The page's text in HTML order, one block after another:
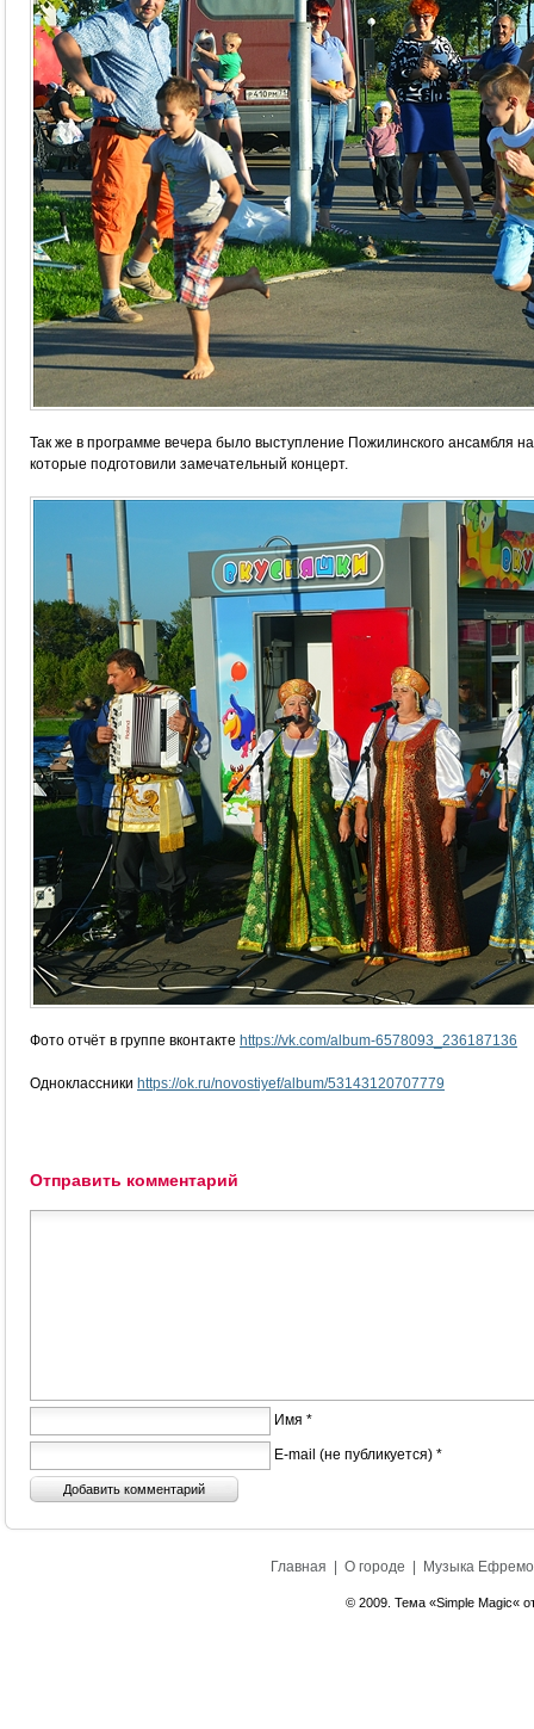
Так же в программе вечера было выступление Пожилинского ансамбля
которые подготовили замечательный концерт.
Фото отчёт в группе вконтакте https://vk.com/album-6578093_236187136
Одноклассники https://ok.ru/novostiyef/album/53143120707779
Отправить комментарий
Имя *
E-mail (не публикуется) *
Главная О городе Музыка
© 2009. Тема «Simple Magic«